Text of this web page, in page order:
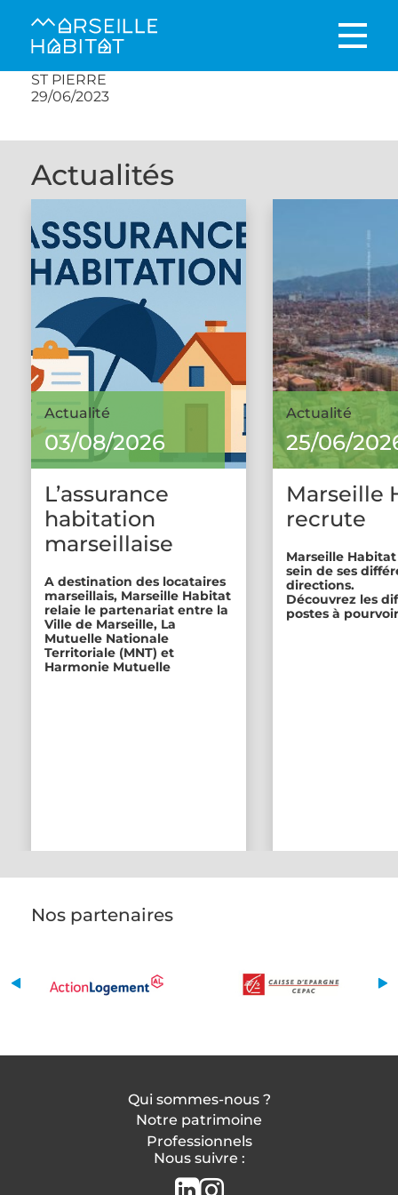
ST PIERRE
29/06/2023
Actualités
Actualité
03/08/2026
L’assurance
habitation
marseillaise
A destination des locataires
marseillais, Marseille Habitat
relaie le partenariat entre la
Ville de Marseille, La
Mutuelle Nationale
Territoriale (MNT) et
Harmonie Mutuelle
Actualité
25/06/
Marseille
recrute
Marseille
sein de ses
directions.
Découvrez les
postes à
Nos partenaires
Qui sommes-nous ?
Notre patrimoine
Professionnels
Nous suivre :